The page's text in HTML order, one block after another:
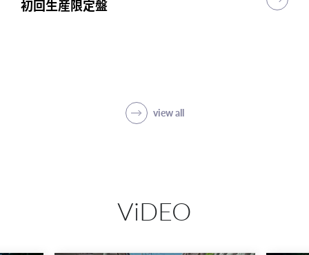
初回生産限定盤
初回生産限定盤
初回生産限定盤
突破
初回生産限定盤(1CD＋5Blu-ray＋PHOTO
view all
ViDEO